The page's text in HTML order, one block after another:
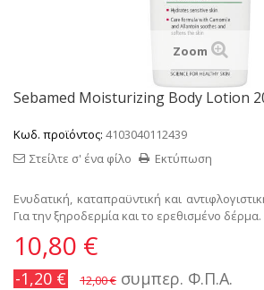
Zoom
Sebamed Moisturizing Body Lotion
Κωδ. προϊόντος: 4103040112439
Εκτύπωση
Στείλτε σ' ένα φίλο
Ενυδατική, καταπραϋντική και
Για την ξηροδερμία και το ερεθισμένο δέρμα.
10,80 €
-1,20 € 12,00 € συμπερ. Φ.Π.Α.